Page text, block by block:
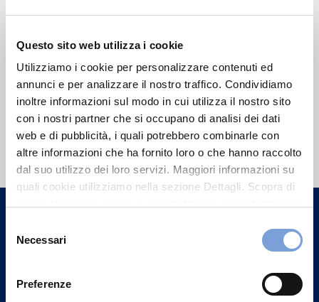
Questo sito web utilizza i cookie
Utilizziamo i cookie per personalizzare contenuti ed
annunci e per analizzare il nostro traffico. Condividiamo
inoltre informazioni sul modo in cui utilizza il nostro sito
con i nostri partner che si occupano di analisi dei dati
web e di pubblicità, i quali potrebbero combinarle con
altre informazioni che ha fornito loro o che hanno raccolto
dal suo utilizzo dei loro servizi. Maggiori informazioni su
quali cookie utilizziamo nella sezione Dettagli. Scopra di
può trovare nel footer del sito nella sezione "Informativa
delNecessari
Preferenze
Hai bisogno di
informazioni?
Trova l'Agenzia più vicina a te e parla con
Contattaci